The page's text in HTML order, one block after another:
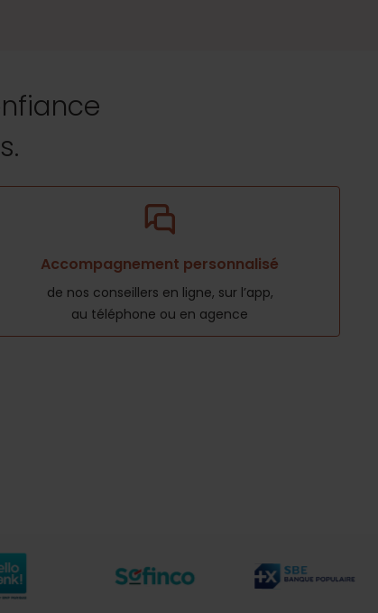
Accompagnement personnalisé
de nos conseillers en ligne, sur l’app,
au téléphone ou en agence